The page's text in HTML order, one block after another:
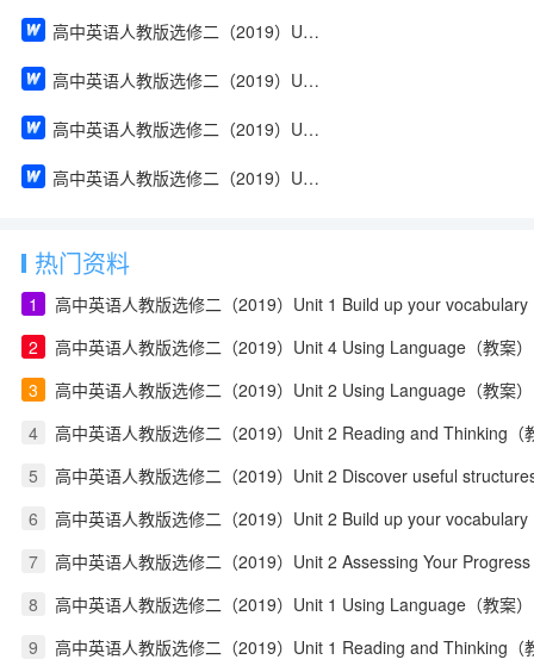
高中英语人教版选修二（2019）Unit 2 Build up your vocabulary（教案）
高中英语人教版选修二（2019）Unit 2 Assessing Your Progress & Project（教案）
高中英语人教版选修二（2019）Unit 1 Using Language（教案）
高中英语人教版选修二（2019）Unit 1 Reading and Thinking（教案）
热门资料
1
高中英语人教版选修二（2019）Unit 1 Build up your vocabulary
2
高中英语人教版选修二（2019）Unit 4 Using Language（教案）
3
高中英语人教版选修二（2019）Unit 2 Using Language（教案）
4
高中英语人教版选修二（2019）Unit 2 Reading and Thinking（
5
高中英语人教版选修二（2019）Unit 2 Discover useful
6
高中英语人教版选修二（2019）Unit 2 Build up your vocabulary
7
高中英语人教版选修二（2019）Unit 2 Assessing Your
8
高中英语人教版选修二（2019）Unit 1 Using Language（教案）
9
高中英语人教版选修二（2019）Unit 1 Reading and Thinking（